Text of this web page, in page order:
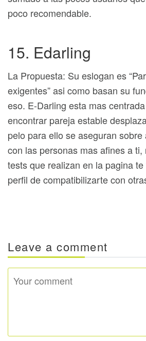
poco recomendable.
15. Edarling
La Propuesta: Su eslogan es
exigentes” asi­ como basan su
eso. E-Darling esta mas
encontrar pareja estable
pelo para ello se aseguran
con las personas mas afines a
tests que realizan en la pagina
perfil de compatibilizarte con
Leave a comment